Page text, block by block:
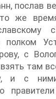
послав
же
полком
с
там
и с